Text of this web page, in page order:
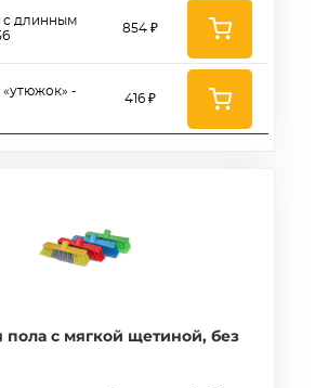
с длинным
«утюжок» -
854 ₽
416 ₽
с мягкой щетиной, без